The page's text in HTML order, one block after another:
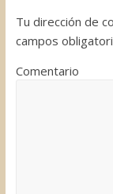
Tu dirección de
campos
Comentario